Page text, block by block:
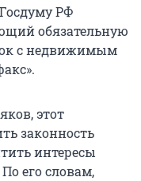
РФ
обязательную
с недвижимым
этот
законность
интересы
его словам,